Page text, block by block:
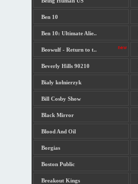
Ben 10
Ben 10: Ultimate Alie..
Beowulf - Return to t..
Beverly Hills 90210
Biały kołnierzyk
Bill Cosby Show
Black Mirror
Blood And Oil
Borgias
Boston Public
Breakout Kings